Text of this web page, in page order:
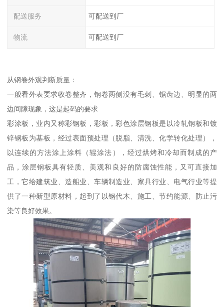
配送服务 可配送到厂
物流 可配送到厂
从钢卷外观判断质量：
一般看外表要求收卷整齐，钢卷两侧没有毛刺、锯齿边、明显的两
边间隙现象，这是起码的要求
彩涂板，业内又称彩钢板，彩板，彩色涂层钢板是以冷轧钢板和镀
锌钢板为基板，经过表面预处理（脱脂、清洗、化学转化处理），
以连续的方法涂上涂料（辊涂法），经过烘烤和冷却而制成的产
品，涂层钢板具有轻质、美观和良好的防腐蚀性能，又可直接加
工，它给建筑业、造船业、车辆制造业、家具行业、电气行业等提
供了一种新型原材料，起到了以钢代木、施工、节约能源、防止污
染等良好效果。